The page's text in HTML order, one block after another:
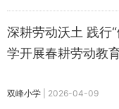
深耕劳动沃土 践
学开展春耕劳动教
双峰小学 2026-04-09